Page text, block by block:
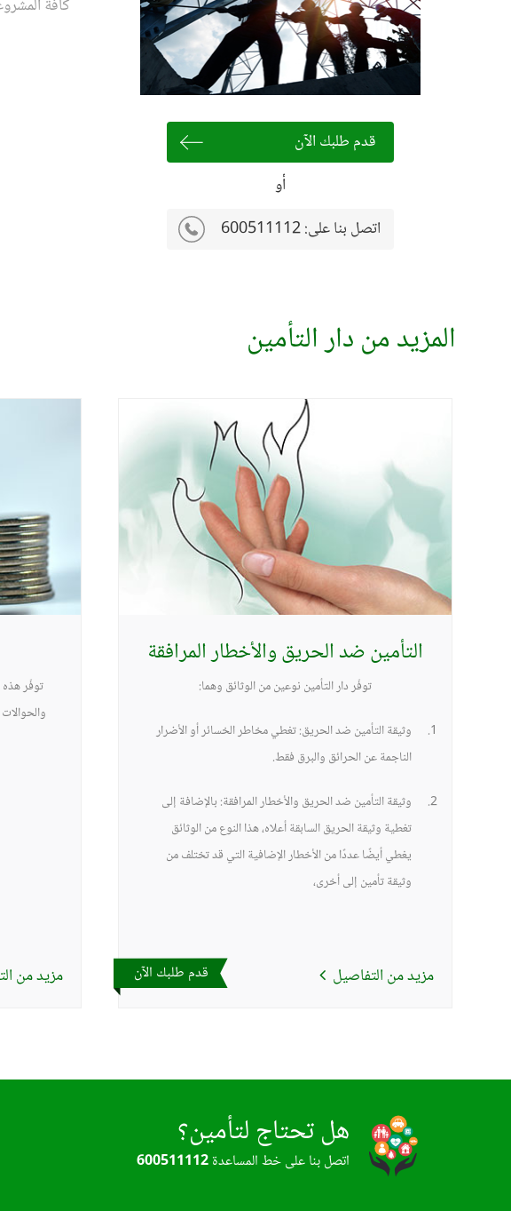
قدم طلبك الآن
أو
اتصل بنا على:600511112
كافة
المزيد من دار التأمين
التأمين ضد الحريق والأخطار المرافقة
توفّر دار التأمين نوعين من الوثائق وهما:
وثيقة التأمين ضد الحريق: تغطي مخاطر الخسائر أو الأضرار
الناجمة عن الحرائق والبرق فقط.
وثيقة التأمين ضد الحريق والأخطار المرافقة: بالإضافة إلى
تغطية وثيقة الحريق السابقة أعلاه، هذا النوع من الوثائق
يغطي أيضًا عددًا من الأخطار الإضافية التي قد تختلف من
وثيقة تأمين إلى أخرى،
مزيد من التفاصيل قدم طلبك الآن
توفّر هذه
مزيد من
هل تحتاج لتأمين؟
اتصل بنا على خط المساعدة600511112